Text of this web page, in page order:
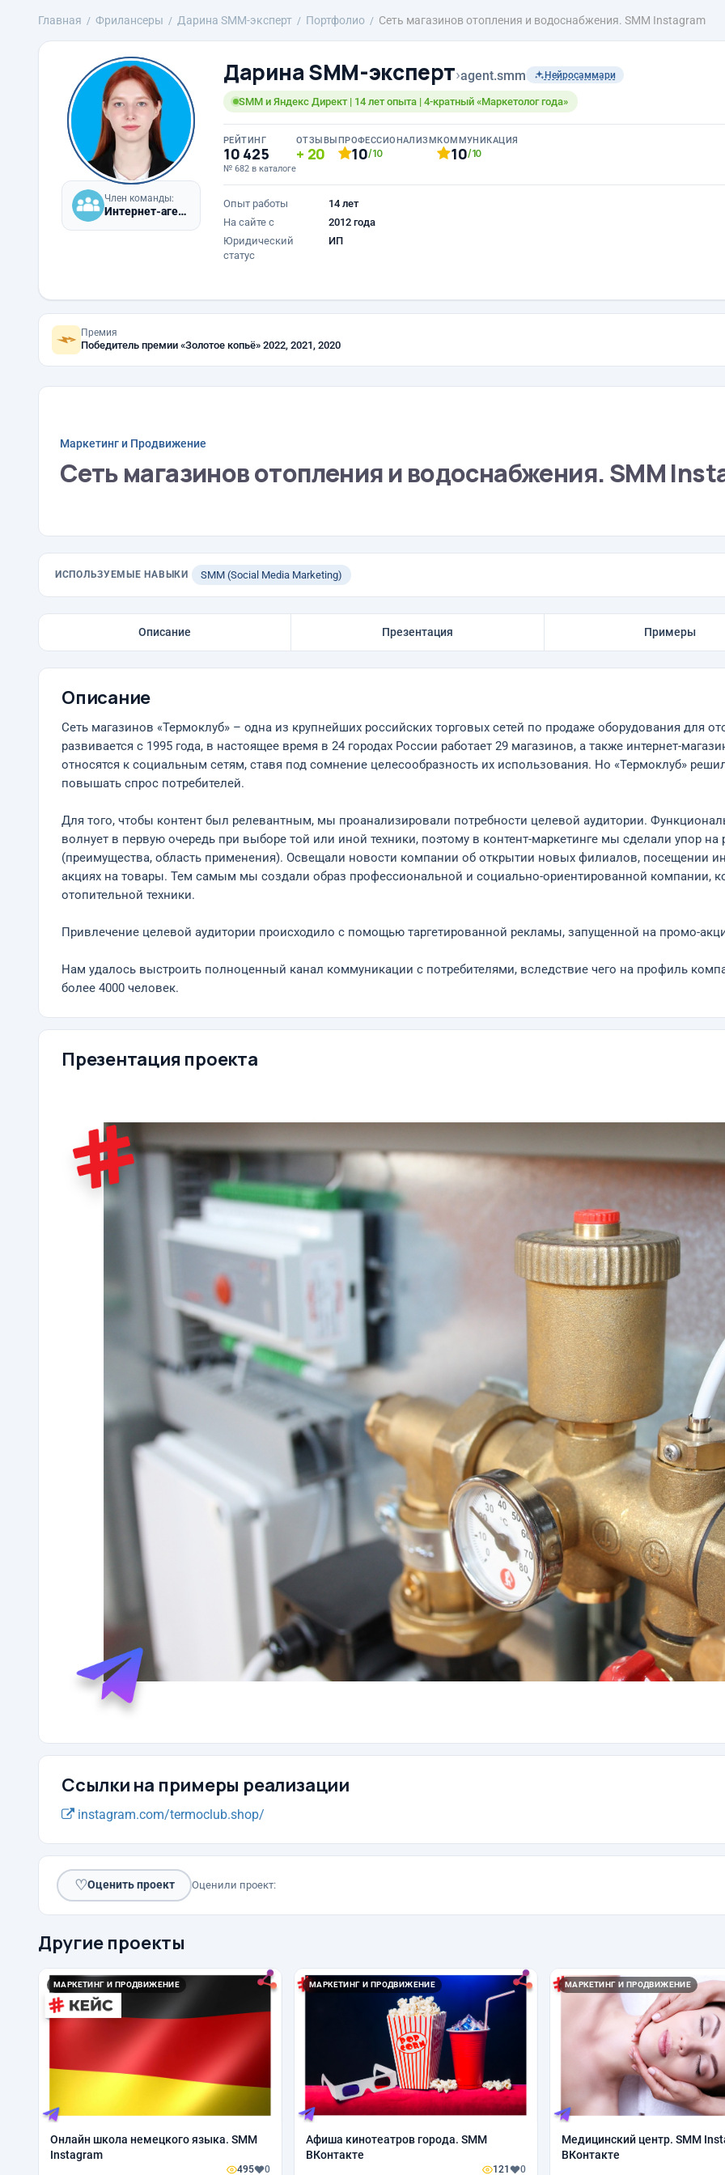
Главная Фрилансеры Дарина SMM-эксперт Портфолио Сеть магазинов отопления и водоснабжения. SMM Instagram
Член команды:
Интернет-агентство «AGENTSMM»
Дарина SMM-эксперт›agent.smm Нейросаммари
SMM и Яндекс Директ | 14 лет опыта | 4-кратный «Маркетолог года»
РЕЙТИНГ
10 425
№ 682 в каталоге
ОТЗЫВЫ
20
ПРОФЕССИОНАЛИЗМ
10/10
КОММУНИКАЦИЯ
10/10
Опыт работы
14 лет
На сайте с
2012 года
Юридический
статус
ИП
Премия
Победитель премии «Золотое копьё» 2022, 2021, 2020
Маркетинг и Продвижение
Сеть магазинов отопления и водоснабжения. SMM
ИСПОЛЬЗУЕМЫЕ НАВЫКИ SMM (Social Media Marketing)
Описание Презентация Примеры
Описание
Сеть магазинов «Термоклуб» – одна из крупнейших российских торговых сетей по продаже оборудования для
развивается с 1995 года, в настоящее время в 24 городах России работает 29 магазинов, а также интернет-
относятся к социальным сетям, ставя под сомнение целесообразность их использования. Но «Термоклуб»
повышать спрос потребителей.
Для того, чтобы контент был релевантным, мы проанализировали потребности целевой аудитории.
волнует в первую очередь при выборе той или иной техники, поэтому в контент-маркетинге мы сделали упор на
(преимущества, область применения). Освещали новости компании об открытии новых филиалов, посещении
акциях на товары. Тем самым мы создали образ профессиональной и социально-ориентированной компании,
отопительной техники.
Привлечение целевой аудитории происходило с помощью таргетированной рекламы, запущенной на промо-
Нам удалось выстроить полноценный канал коммуникации с потребителями, вследствие чего на профиль
более 4000 человек.
Презентация проекта
Ссылки на примеры реализации
instagram.com/termoclub.shop/
♡Оценить проект Оценили проект:
Другие проекты
МАРКЕТИНГ И ПРОДВИЖЕНИЕ
Онлайн школа немецкого языка. SMM
Instagram
495 0
МАРКЕТИНГ И ПРОДВИЖЕНИЕ
Афиша кинотеатров города. SMM
ВКонтакте
121 0
МАРКЕТИНГ И ПРОДВИЖЕНИЕ
Медицинский центр. SMM
ВКонтакте